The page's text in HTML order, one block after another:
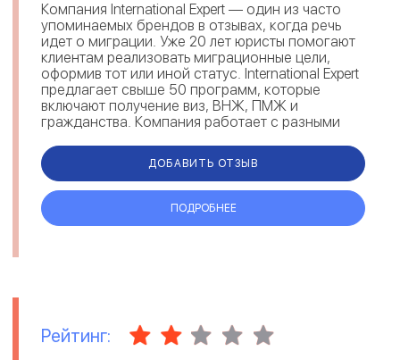
Компания International Expert — один из часто
упоминаемых брендов в отзывах, когда речь
идет о миграции. Уже 20 лет юристы помогают
клиентам реализовать миграционные цели,
оформив тот или иной статус. International Expert
предлагает свыше 50 программ, которые
включают получение виз, ВНЖ, ПМЖ и
гражданства. Компания работает с разными
ДОБАВИТЬ ОТЗЫВ
ПОДРОБНЕЕ
Рейтинг: